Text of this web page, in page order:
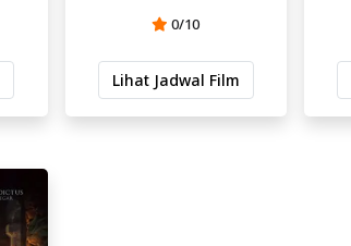
0/10
Lihat Jadwal Film